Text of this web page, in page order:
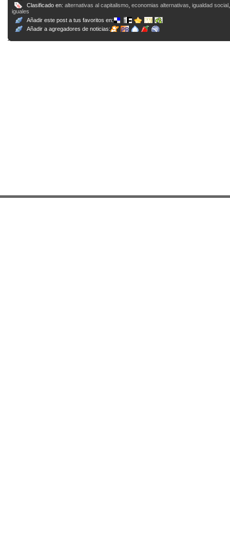
Clasificado en: alternativas al capitalismo economias alternativas igualdad social
iguales
Añadir este post a tus favoritos en:
Añadir a agregadores de noticias: